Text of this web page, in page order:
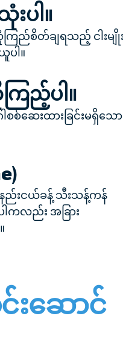
ပါ။
ယုံကြည်စိတ်ချရသည့် ငါးမျို
ပါ။
ြည့်ပါ။
စ်ဆေးထားခြင်းမရှိသော
ည်းငယ်ခန့် သီးသန့်ကန်
ါကလည်း အခြား
းဆောင်